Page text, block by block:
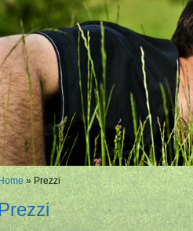
Home» Prezzi